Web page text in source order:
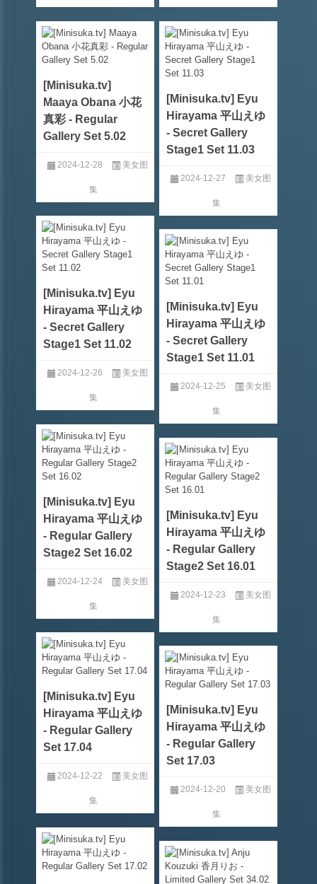
[Minisuka.tv]
Maaya Obana 小花
真彩 - Regular
Gallery Set 5.02
2024-12-28 美女图
集
[Minisuka.tv] Eyu
Hirayama 平山えゆ
- Secret Gallery
Stage1 Set 11.03
2024-12-27 美女图
集
[Minisuka.tv] Eyu
Hirayama 平山えゆ
- Secret Gallery
Stage1 Set 11.02
2024-12-26 美女图
集
[Minisuka.tv] Eyu
Hirayama 平山えゆ
- Secret Gallery
Stage1 Set 11.01
2024-12-25 美女图
集
[Minisuka.tv] Eyu
Hirayama 平山えゆ
- Regular Gallery
Stage2 Set 16.02
2024-12-24 美女图
集
[Minisuka.tv] Eyu
Hirayama 平山えゆ
- Regular Gallery
Stage2 Set 16.01
2024-12-23 美女图
集
[Minisuka.tv] Eyu
Hirayama 平山えゆ
- Regular Gallery
Set 17.04
2024-12-22 美女图
集
[Minisuka.tv] Eyu
Hirayama 平山えゆ
- Regular Gallery
Set 17.03
2024-12-20 美女图
集